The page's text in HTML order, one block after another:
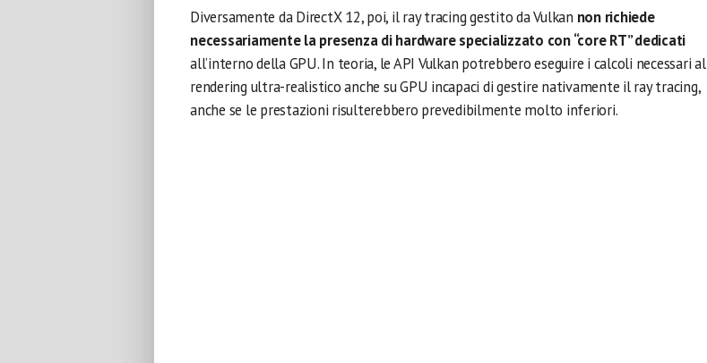
Diversamente da DirectX 12, poi, il ray tracing gestito da Vulkan non richiede
necessariamente la presenza di hardware specializzato con “core RT” dedicati
all’interno della GPU. In teoria, le API Vulkan potrebbero eseguire i calcoli necessari al
rendering ultra-realistico anche su GPU incapaci di gestire nativamente il ray tracing,
anche se le prestazioni risulterebbero prevedibilmente molto inferiori.